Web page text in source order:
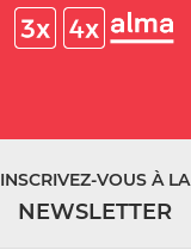
INSCRIVEZ-VOUS À LA
NEWSLETTER